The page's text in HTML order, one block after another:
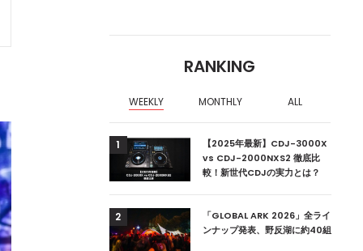
RANKING
WEEKLY MONTHLY ALL
集部が選ぶ、渋谷
ラブ10選【2024
ンドの新首相は元
1
【2025年最新】CDJ-3000X
vs CDJ-2000NXS2 徹底比
較！新世代CDJの実力とは？
2
「GLOBAL ARK 2026」全ライ
ンナップ発表、野反湖に約40組